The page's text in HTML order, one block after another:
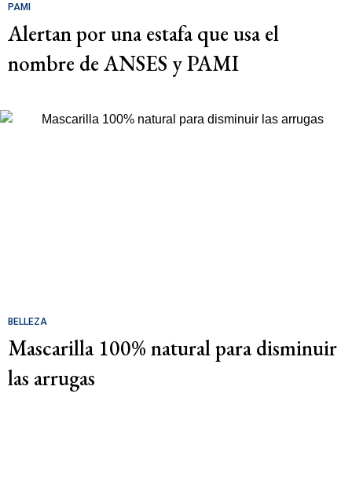
PAMI
Alertan por una estafa que usa el
nombre de ANSES y PAMI
BELLEZA
Mascarilla 100% natural para disminuir
las arrugas